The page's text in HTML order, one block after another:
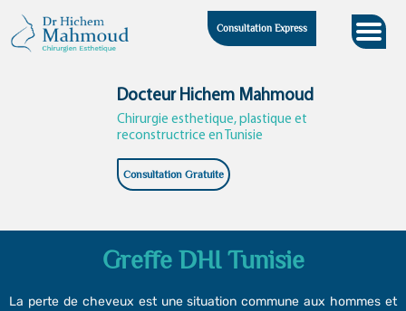
content
Consultation Express
Docteur Hichem Mahmoud
Chirurgie esthetique, plastique et
reconstructrice en Tunisie
Consultation Gratuite
Greffe DHI Tunisie
La perte de cheveux est une situation commune aux hommes et